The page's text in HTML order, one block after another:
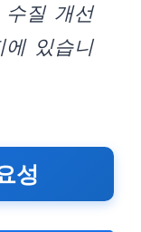
수질 개선
에 있습니
성